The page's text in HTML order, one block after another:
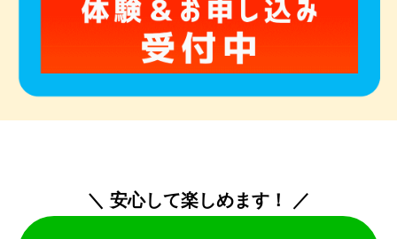
＼ 安心して楽しめます！ ／